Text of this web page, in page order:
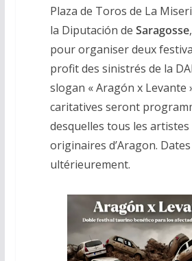
Plaza de Toros de La
la Diputación de Saragosse
pour organiser deux
profit des sinistrés de la
slogan « Aragón x Levante
caritatives seront
desquelles tous les
originaires d’Aragon.
ultérieurement.